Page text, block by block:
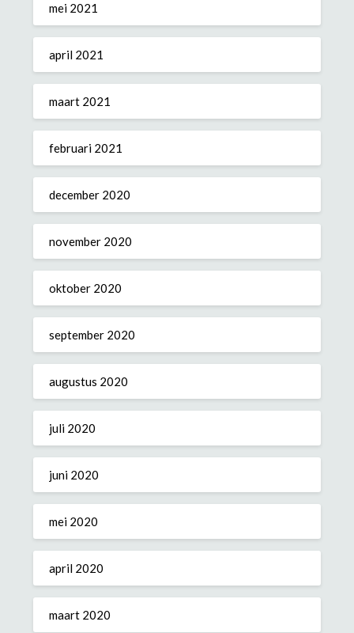
mei 2021
april 2021
maart 2021
februari 2021
december 2020
november 2020
oktober 2020
september 2020
augustus 2020
juli 2020
juni 2020
mei 2020
april 2020
maart 2020